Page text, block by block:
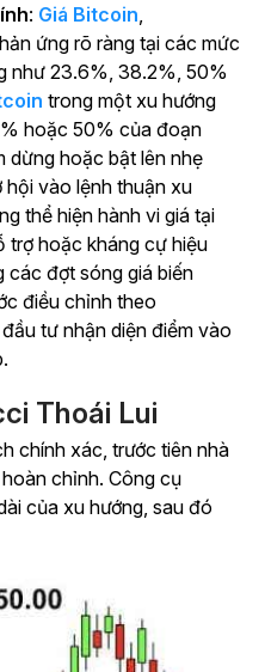
: Giá Bitcoin
ứng rõ ràng tại các mức
như 23.6%, 38.2%, 50%
trong một xu hướng
hoặc 50% của đoạn
dừng hoặc bật lên nhẹ
vào lệnh thuận xu
thể hiện hành vi giá tại
trợ hoặc kháng cự hiệu
các đợt sóng giá biến
điều chỉnh theo
tư nhận diện điểm vào
Thoái Lui
chính xác, trước tiên nhà
chỉnh. Công cụ
của xu hướng, sau đó